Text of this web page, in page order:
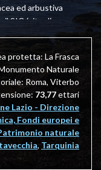
ed arbustiva
il SIC (sito di
S.
specie
o la
e che
per assicurare
valore
di Columna, un
preesistente
È
protetta: La Frasca
Naturale
Roma, Viterbo
73,77ettari
Lazio - Direzione
Fondi europei e
naturale
, Tarquinia